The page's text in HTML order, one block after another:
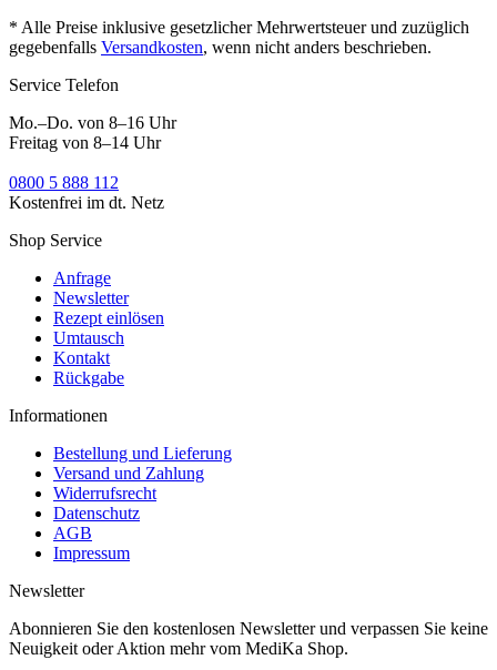
* Alle Preise inklusive gesetzlicher Mehrwertsteuer und zuzüglich
gegebenfalls Versandkosten, wenn nicht anders beschrieben.
Service Telefon
Mo.–Do. von 8–16 Uhr
Freitag von 8–14 Uhr
0800 5 888 112
Kostenfrei im dt. Netz
Shop Service
Anfrage
Newsletter
Rezept einlösen
Umtausch
Kontakt
Rückgabe
Informationen
Bestellung und Lieferung
Versand und Zahlung
Widerrufsrecht
Datenschutz
AGB
Impressum
Newsletter
Abonnieren Sie den kostenlosen Newsletter und verpassen Sie keine
Neuigkeit oder Aktion mehr vom MediKa Shop.